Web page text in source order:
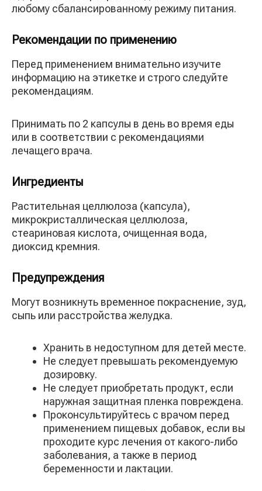
любому сбалансированному режиму питания.
Рекомендации по применению
Перед применением внимательно изучите
информацию на этикетке и строго следуйте
рекомендациям.
Принимать по 2 капсулы в день во время еды
или в соответствии с рекомендациями
лечащего врача.
Ингредиенты
Растительная целлюлоза (капсула),
микрокристаллическая целлюлоза,
стеариновая кислота, очищенная вода,
диоксид кремния.
Предупреждения
Могут возникнуть временное покраснение, зуд,
сыпь или расстройства желудка.
Хранить в недоступном для детей месте.
Не следует превышать рекомендуемую
дозировку.
Не следует приобретать продукт, если
наружная защитная пленка повреждена.
Проконсультируйтесь с врачом перед
применением пищевых добавок, если вы
проходите курс лечения от какого-либо
заболевания, а также в период
беременности и лактации.